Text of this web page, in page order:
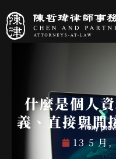
什麼是個人
義、直接與間
13 5 月,